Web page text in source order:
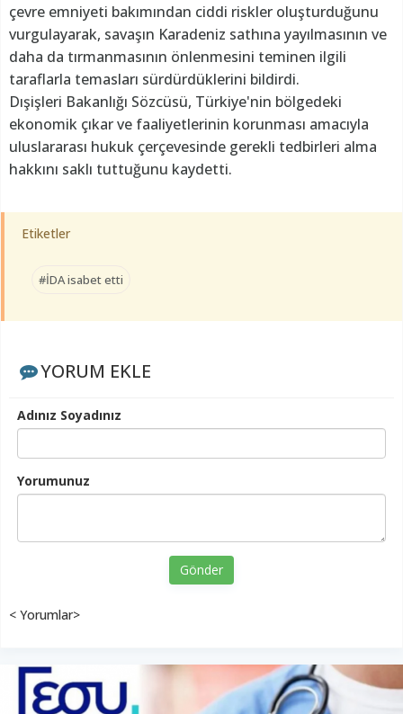
çevre emniyeti bakımından ciddi riskler oluşturduğunu
vurgulayarak, savaşın Karadeniz sathına yayılmasının ve
daha da tırmanmasının önlenmesini teminen ilgili
taraflarla temasları sürdürdüklerini bildirdi.
Dışişleri Bakanlığı Sözcüsü, Türkiye'nin bölgedeki
ekonomik çıkar ve faaliyetlerinin korunması amacıyla
uluslararası hukuk çerçevesinde gerekli tedbirleri alma
hakkını saklı tuttuğunu kaydetti.
Etiketler
#İDA isabet etti
YORUM EKLE
Adınız Soyadınız
Yorumunuz
Gönder
< Yorumlar>